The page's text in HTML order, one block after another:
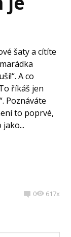
šaty a cítíte
A co
říkáš jen
Poznáváte
to poprvé,
0 617x